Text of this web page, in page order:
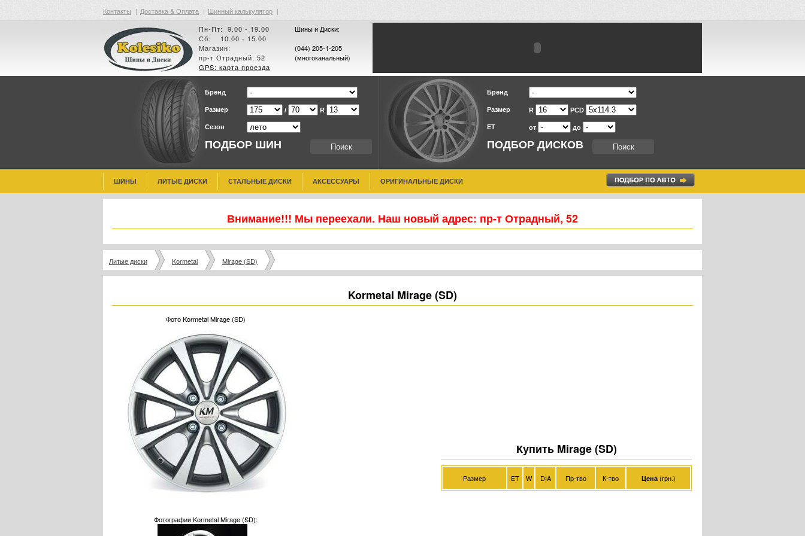
Контакты | Доставка & Оплата | Шинный калькулятор |
Пн-Пт: 9.00 - 19.00
Сб: 10.00 - 15.00
Магазин:
пр-т Отрадный, 52
GPS: карта проезда
Шины и Диски:
(044) 205-1-205
(многоканальный)
ПОДБОР ШИН
Бренд
Размер / R
Сезон
ПОДБОР ДИСКОВ
Бренд
Размер R PCD
ET от до
ШИНЫ ЛИТЫЕ ДИСКИ СТАЛЬНЫЕ ДИСКИ АКСЕССУАРЫ ОРИГИНАЛЬНЫЕ ДИСКИ
Внимание!!! Мы переехали. Наш новый адрес: пр-т Отрадный, 52
Литые диски Kormetal Mirage (SD)
Kormetal Mirage (SD)
Фото Kormetal Mirage (SD)
Фотографии Kormetal Mirage (SD):
Купить Mirage (SD)
Размер ET W DIA Пр-тво К-тво Цена(грн.)